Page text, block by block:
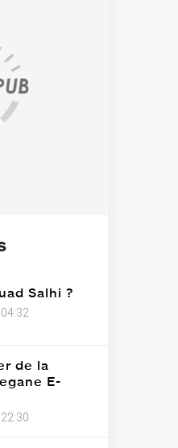
Salhi ?
de la
E-